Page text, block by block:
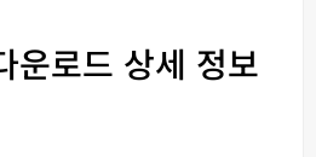
운로드 상세 정보